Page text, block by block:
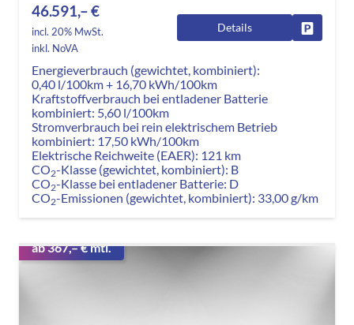
46.591,– €
incl. 20% MwSt.
inkl. NoVA
Details
Energieverbrauch (gewichtet, kombiniert):
0,40 l/100km + 16,70 kWh/100km
Kraftstoffverbrauch bei entladener Batterie
kombiniert: 5,60 l/100km
Stromverbrauch bei rein elektrischem Betrieb
kombiniert: 17,50 kWh/100km
Elektrische Reichweite (EAER): 121 km
CO2-Klasse (gewichtet, kombiniert): B
CO2-Klasse bei entladener Batterie: D
CO2-Emissionen (gewichtet, kombiniert): 33,00 g/km
ab 367,– € mtl.